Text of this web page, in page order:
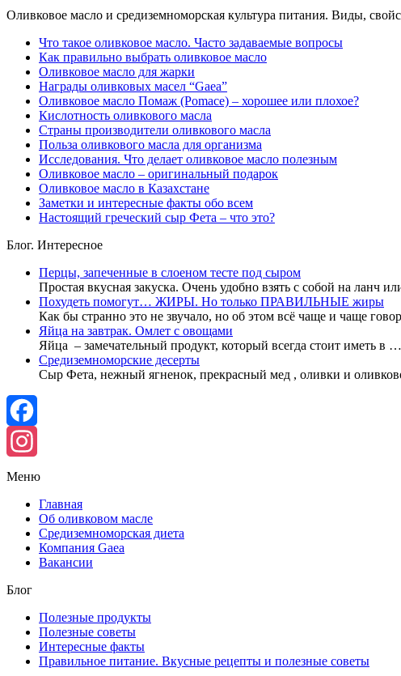
Оливковое масло и средиземноморская культура питания. Виды,
Что такое оливковое масло. Часто задаваемые вопросы
Как правильно выбрать оливковое масло
Оливковое масло для жарки
Награды оливковых масел “Gaea”
Оливковое масло Помаж (Pomace) – хорошее или плохое?
Кислотность оливкового масла
Страны производители оливкового масла
Польза оливкового масла для организма
Исследования. Что делает оливковое масло полезным
Оливковое масло – оригинальный подарок
Оливковое масло в Казахстане
Заметки и интересные факты обо всем
Настоящий греческий сыр Фета – что это?
Блог. Интересное
Перцы, запеченные в слоеном тесте под сыром
Простая вкусная закуска. Очень удобно взять с собой на ланч
Похудеть помогут… ЖИРЫ. Но только ПРАВИЛЬНЫЕ жиры
Как бы странно это не звучало, но об этом всё чаще и чаще
Яйца на завтрак. Омлет с овощами
Яйца – замечательный продукт, который всегда стоит иметь в …
Средиземноморские десерты
Сыр Фета, нежный ягненок, прекрасный мед , оливки и
Facebook
Instagram
Меню
Главная
Об оливковом масле
Средиземноморская диета
Компания Gaea
Вакансии
Блог
Полезные продукты
Полезные советы
Интересные факты
Правильное питание. Вкусные рецепты и полезные советы